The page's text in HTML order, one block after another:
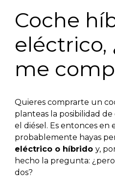
Coche
eléctrico,
me
Quieres comprarte un
planteas la posibilidad de
el diésel. Es entonces
probablemente hayas
eléctrico o híbrido y,
hecho la pregunta:
dos?